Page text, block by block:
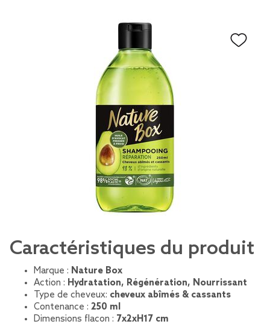
Caractéristiques du produit
Marque : Nature Box
Action : Hydratation, Régénération, Nourrissant
Type de cheveux: cheveux abîmés & cassants
Contenance : 250 ml
Dimensions flacon : 7x2xH17 cm